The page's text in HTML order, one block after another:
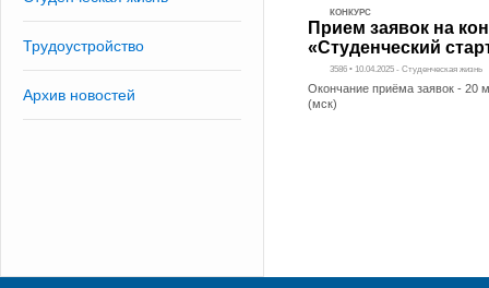
Трудоустройство
Архив новостей
КОНКУРС
Прием заявок на
«Студенческий
3586 • 10.04.2025 - Студенческая жизнь
Окончание приёма заявок - 20
(мск)